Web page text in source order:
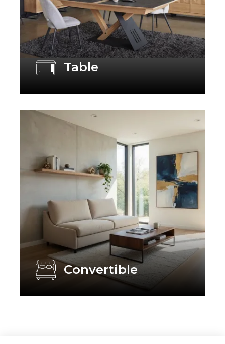
Table
Convertible